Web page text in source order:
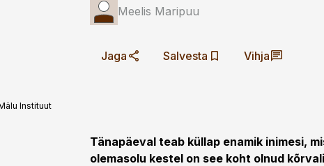
Meelis Maripuu
Jaga Salvesta Vihja
Instituut
Tänapäeval teab küllap enamik inimesi,
olemasolu kestel on see koht olnud